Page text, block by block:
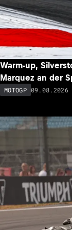
Warm-up,
Marquez an der
MOTOGP